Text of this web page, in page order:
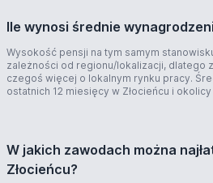
Ile wynosi średnie
Wysokość pensji na tym samym
zależności od regionu/lokalizacji, dlatego
czegoś więcej o lokalnym rynku pracy.
ostatnich 12 miesięcy w Złocieńcu i
W jakich zawodach można
Złocieńcu?